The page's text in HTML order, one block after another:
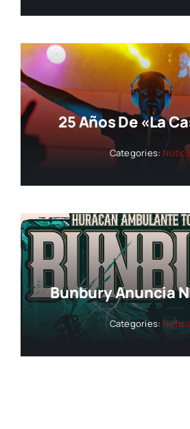
25 Años De «La
Categories:
Bunbury Anuncia
Categories: